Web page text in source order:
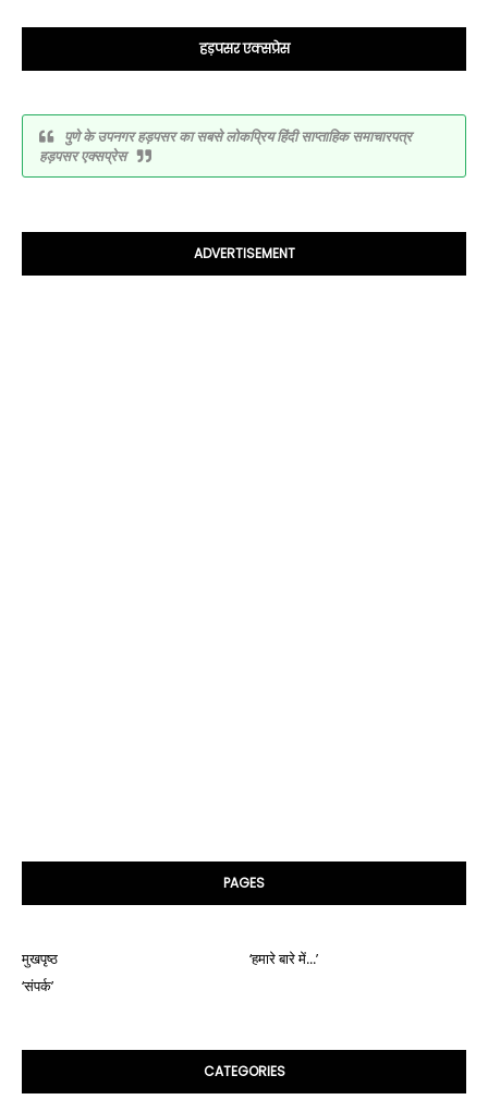
हड़पसर एक्सप्रेस
पुणे के उपनगर हड़पसर का सबसे लोकप्रिय हिंदी साप्ताहिक समाचारपत्र
हड़पसर एक्सप्रेस
ADVERTISEMENT
PAGES
मुखपृष्ठ
‘हमारे बारे में...’
‘संपर्क’
CATEGORIES